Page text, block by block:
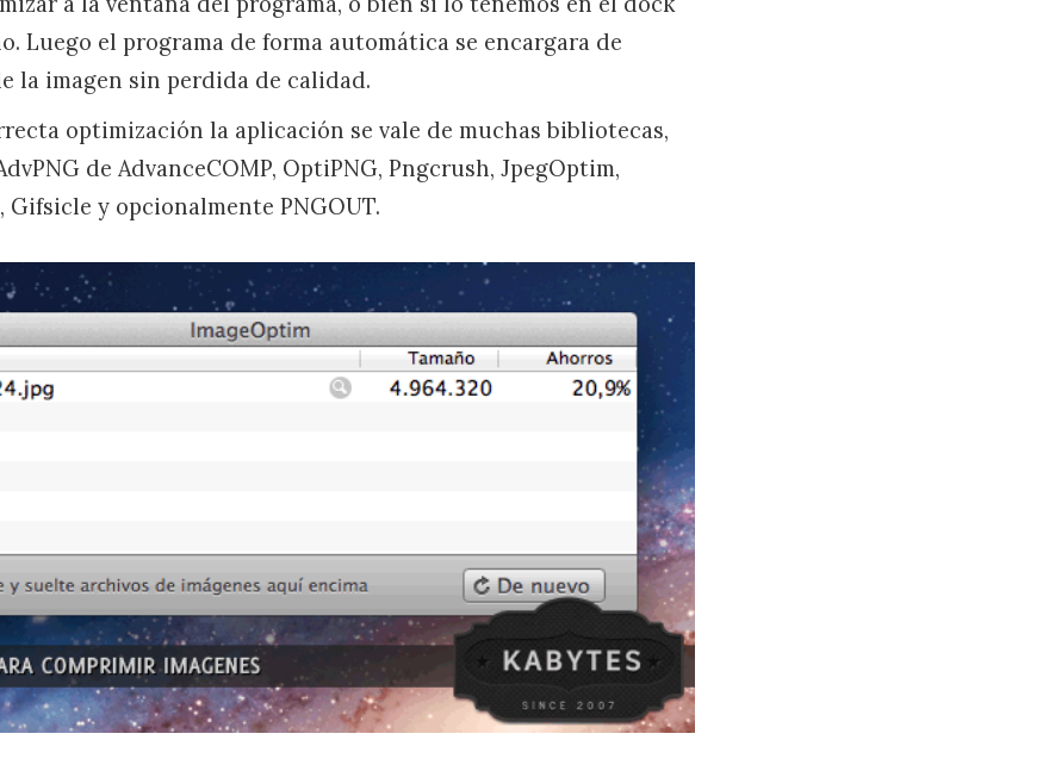
Luego el programa de forma automática se encargara de
la imagen sin perdida de calidad.
optimización la aplicación se vale de muchas bibliotecas,
de AdvanceCOMP, OptiPNG, Pngcrush, JpegOptim,
y opcionalmente PNGOUT.